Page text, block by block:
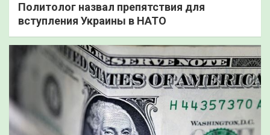
Политолог назвал препятствия для
вступления Украины в НАТО